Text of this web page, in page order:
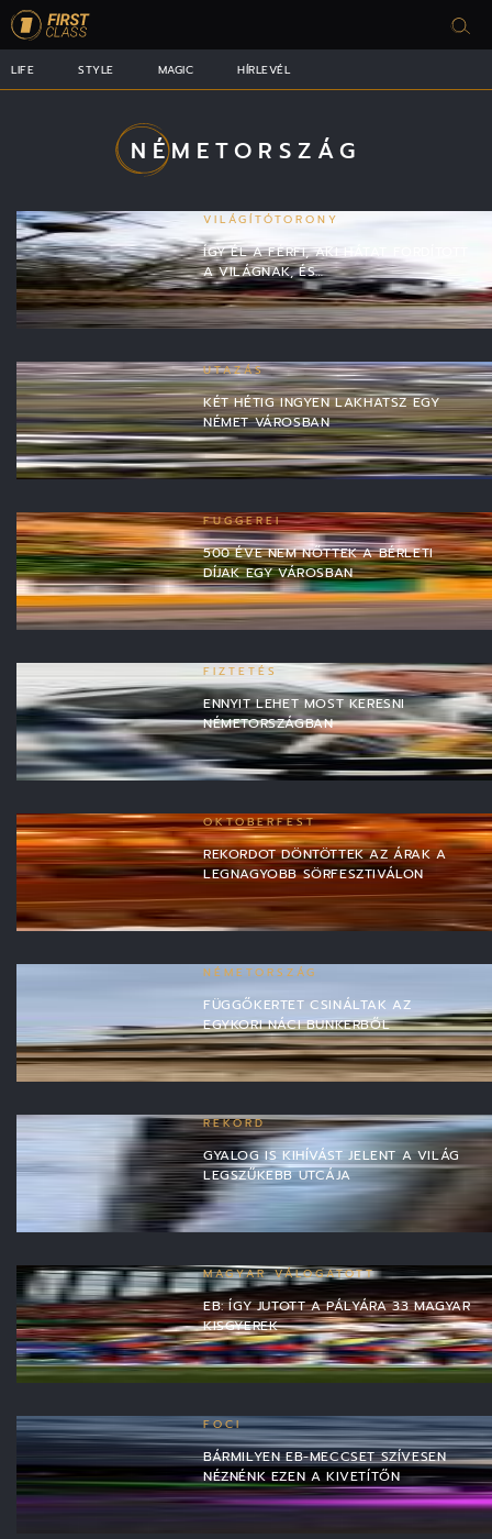
LIFE STYLE MAGIC HÍRLEVÉL
NÉMETORSZÁG
VILÁGÍTÓTORONY
ÍGY ÉL A FÉRFI, AKI HÁTAT FORDÍTOTT
A VILÁGNAK, ÉS…
UTAZÁS
KÉT HÉTIG INGYEN LAKHATSZ EGY
NÉMET VÁROSBAN
FUGGEREI
500 ÉVE NEM NŐTTEK A BÉRLETI
DÍJAK EGY VÁROSBAN
FIZTETÉS
ENNYIT LEHET MOST KERESNI
NÉMETORSZÁGBAN
OKTOBERFEST
REKORDOT DÖNTÖTTEK AZ ÁRAK A
LEGNAGYOBB SÖRFESZTIVÁLON
NÉMETORSZÁG
FÜGGŐKERTET CSINÁLTAK AZ
EGYKORI NÁCI BUNKERBŐL
REKORD
GYALOG IS KIHÍVÁST JELENT A VILÁG
LEGSZŰKEBB UTCÁJA
MAGYAR VÁLOGATOTT
EB: ÍGY JUTOTT A PÁLYÁRA 33 MAGYAR
KISGYEREK
FOCI
BÁRMILYEN EB-MECCSET SZÍVESEN
NÉZNÉNK EZEN A KIVETÍTŐN